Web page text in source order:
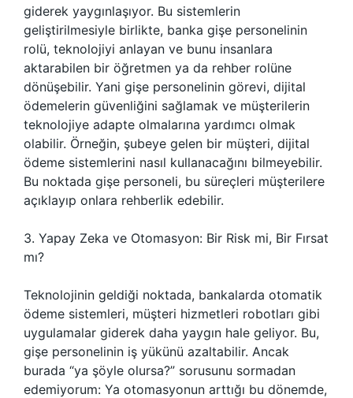
giderek yaygınlaşıyor. Bu sistemlerin
geliştirilmesiyle birlikte, banka gişe personelinin
rolü, teknolojiyi anlayan ve bunu insanlara
aktarabilen bir öğretmen ya da rehber rolüne
dönüşebilir. Yani gişe personelinin görevi, dijital
ödemelerin güvenliğini sağlamak ve müşterilerin
teknolojiye adapte olmalarına yardımcı olmak
olabilir. Örneğin, şubeye gelen bir müşteri, dijital
ödeme sistemlerini nasıl kullanacağını bilmeyebilir.
Bu noktada gişe personeli, bu süreçleri müşterilere
açıklayıp onlara rehberlik edebilir.
3. Yapay Zeka ve Otomasyon: Bir Risk mi, Bir Fırsat
mı?
Teknolojinin geldiği noktada, bankalarda otomatik
ödeme sistemleri, müşteri hizmetleri robotları gibi
uygulamalar giderek daha yaygın hale geliyor. Bu,
gişe personelinin iş yükünü azaltabilir. Ancak
burada “ya şöyle olursa?” sorusunu sormadan
edemiyorum: Ya otomasyonun arttığı bu dönemde,